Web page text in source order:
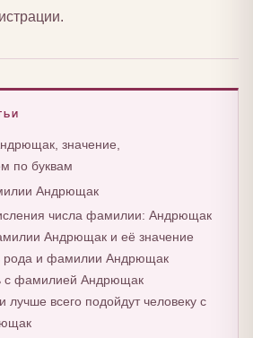
значение,
по буквам
Андрющак
числа фамилии: Андрющак
Андрющак и её значение
рода и фамилии Андрющак
с фамилией Андрющак
лучше всего подойдут человеку с